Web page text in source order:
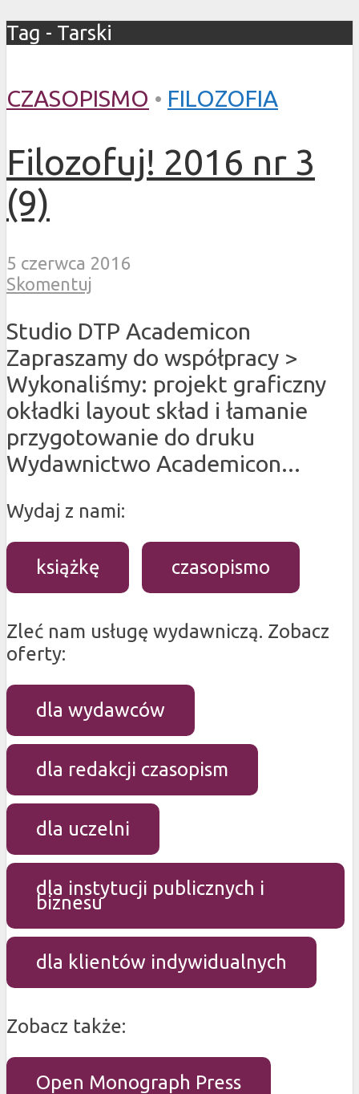
Tag - Tarski
CZASOPISMO • FILOZOFIA
Filozofuj! 2016 nr 3
(9)
5 czerwca 2016
Skomentuj
Studio DTP Academicon
Zapraszamy do współpracy >
Wykonaliśmy: projekt graficzny
okładki layout skład i łamanie
przygotowanie do druku
Wydawnictwo Academicon...
Wydaj z nami:
książkę czasopismo
Zleć nam usługę wydawniczą. Zobacz
oferty:
dla wydawców
dla redakcji czasopism
dla uczelni
dla instytucji publicznych i
biznesu
dla klientów indywidualnych
Zobacz także:
Open Monograph Press